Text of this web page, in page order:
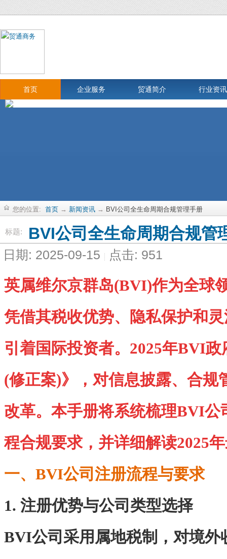
首页 企业服务 贸通简介 行业资讯
您的位置: 首页 → 新闻资讯 → BVI公司全生命周期合规管理手册
标题: BVI公司全生命周期合规管
日期: 2025-09-15 点击: 951
英属维尔京群岛(BVI)作为全球
凭借其税收优势、隐私保护和
引着国际投资者。2025年BVI
(修正案)》，对信息披露、合规
改革。本手册将系统梳理BVI公
程合规要求，并详细解读2025
一、BVI公司注册流程与要求
1. 注册优势与公司类型选择
BVI公司采用属地税制，对境外